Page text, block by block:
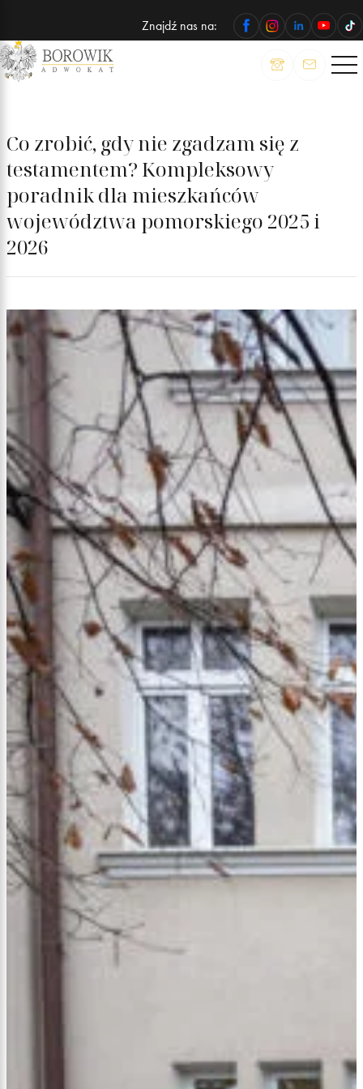
Znajdź nas na:
ADWOKAT
Wojciech
Co zrobić, gdy nie zgadzam się z
testamentem? Kompleksowy
poradnik dla mieszkańców
województwa pomorskiego 2025 i
2026